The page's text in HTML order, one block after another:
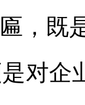
，既
对企